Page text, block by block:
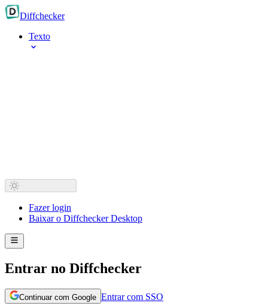
Diffchecker
Texto
Fazer login
Baixar o Diffchecker Desktop
Entrar no Diffchecker
Continuar com Google Entrar com SSO